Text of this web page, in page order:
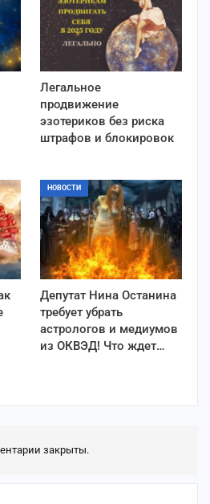
Легальное
продвижение
эзотериков без риска
штрафов и блокировок
НОВОСТИ
Депутат Нина Останина
требует убрать
астрологов и медиумов
из ОКВЭД! Что ждет…
закрыты.